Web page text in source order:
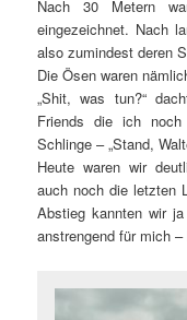
Nach 30 Metern
eingezeichnet. Nach
also zumindest deren
Die Ösen waren
„Shit, was tun?“
Friends die ich
Schlinge – „Stand,
Heute waren wir
auch noch die letzten
Abstieg kannten wir
anstrengend für mich